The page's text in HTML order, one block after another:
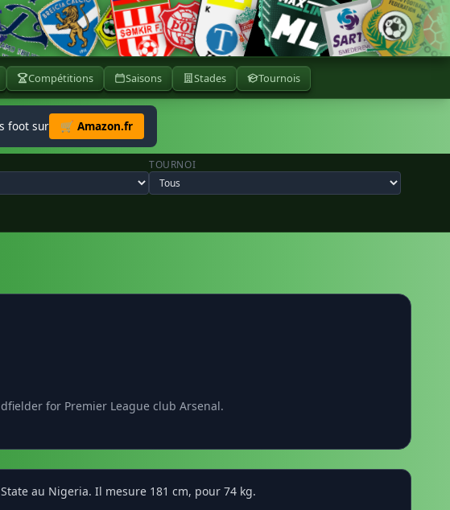
Compétitions Saisons Stades Tournois
foot sur 🛒 Amazon.fr
TOURNOI
for Premier League club Arsenal.
au Nigeria. Il mesure 181 cm, pour 74 kg.